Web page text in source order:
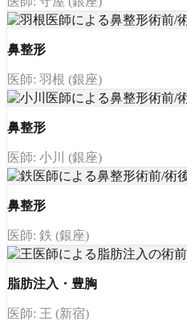
鼻整形
医師: 羽根 (銀座)
鼻整形
医師: 小川 (銀座)
鼻整形
医師: 鉄 (銀座)
脂肪注入・豊胸
医師: 王 (新宿)